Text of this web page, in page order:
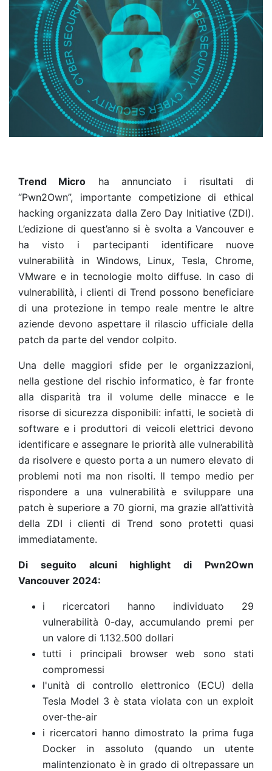
Trend Micro ha annunciato i risultati di
“Pwn2Own”, importante competizione di ethical
hacking organizzata dalla Zero Day Initiative (ZDI).
L’edizione di quest’anno si è svolta a Vancouver e
ha visto i partecipanti identificare nuove
vulnerabilità in Windows, Linux, Tesla, Chrome,
VMware e in tecnologie molto diffuse. In caso di
vulnerabilità, i clienti di Trend possono beneficiare
di una protezione in tempo reale mentre le altre
aziende devono aspettare il rilascio ufficiale della
patch da parte del vendor colpito.
Una delle maggiori sfide per le organizzazioni,
nella gestione del rischio informatico, è far fronte
alla disparità tra il volume delle minacce e le
risorse di sicurezza disponibili: infatti, le società di
software e i produttori di veicoli elettrici devono
identificare e assegnare le priorità alle vulnerabilità
da risolvere e questo porta a un numero elevato di
problemi noti ma non risolti. Il tempo medio per
rispondere a una vulnerabilità e sviluppare una
patch è superiore a 70 giorni, ma grazie all’attività
della ZDI i clienti di Trend sono protetti quasi
immediatamente.
Di seguito alcuni highlight di Pwn2Own
Vancouver 2024:
i ricercatori hanno individuato 29
vulnerabilità 0-day, accumulando premi per
un valore di 1.132.500 dollari
tutti i principali browser web sono stati
compromessi
l'unità di controllo elettronico (ECU) della
Tesla Model 3 è stata violata con un exploit
over-the-air
i ricercatori hanno dimostrato la prima fuga
Docker in assoluto (quando un utente
malintenzionato è in grado di oltrepassare un